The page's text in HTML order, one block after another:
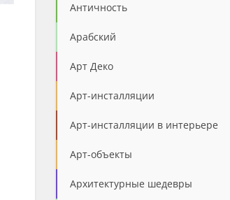
Античность
Арабский
Арт Деко
Арт-инсталляции
Арт-инсталляции в интерьере
Арт-объекты
Архитектурные шедевры